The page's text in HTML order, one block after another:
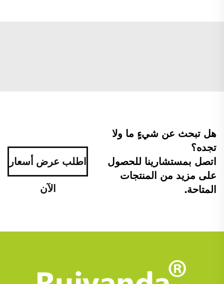
هل تبحث عن شيءٍ ما ولا
تجده؟
اتصل بمستشارينا للحصول
على مزيد من المنتجات
المتاحة.
اطلب عرض أسعار
الآن